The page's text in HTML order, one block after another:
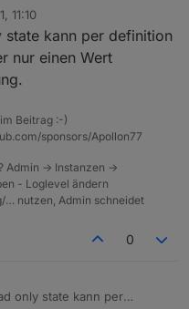
Stelle für den Teil
states eigentlich nur von
werden sollen und
erstellt, dann muss man
beschreiben, da es
11:10
state kann per definition
nur einen Wert
Beitrag :-)
sponsors/Apollon77
-> Instanzen ->
- Loglevel ändern
nutzen, Admin schneidet
0
only state kann per